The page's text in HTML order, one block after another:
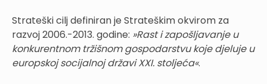
Strateški cilj definiran je Strateškim okvirom za
razvoj 2006.-2013. godine: »Rast i zapošljavanje u
konkurentnom tržišnom gospodarstvu koje djeluje u
europskoj socijalnoj državi XXI. stoljeća«.